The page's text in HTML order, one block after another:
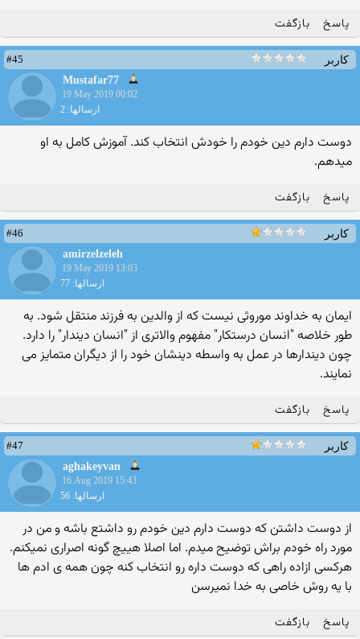
پاسخ بازگفت
کاربر
#45
Mustafar77
19 May 2019 00:02
ارسالها: 2
دوست دارم دین خودم را خودش انتخاب کند. آموزش کامل به او
میدهم.
پاسخ بازگفت
کاربر
#46
amirzelzeleh
19 May 2019 13:03
ارسالها: 77
ایمان به خداوند موروثی نیست که از والدین به فرزند منتقل شود. به
طور خلاصه "انسان درستکار" مفهوم والاتری از "انسان دیندار" را دارد.
چون دیندارها در عمل به واسطه دینشان خود را از دیگران متمایز می
نمایند.
پاسخ بازگفت
کاربر
#47
aghakeyvan
16 Aug 2019 15:43
ارسالها: 56
از دوست داشتن که دوست دارم دین خودم رو داشتع باشه و من در
مورد راه خودم براش توضیح میدم. اما اصلا هییچ گونه اصراری نمیکنم.
هرکسی ازاده راهی که دوست داره رو انتخاب کنه چون همه ی ادم ها
با یه روش خاصی به خدا نمیرسن
پاسخ بازگفت